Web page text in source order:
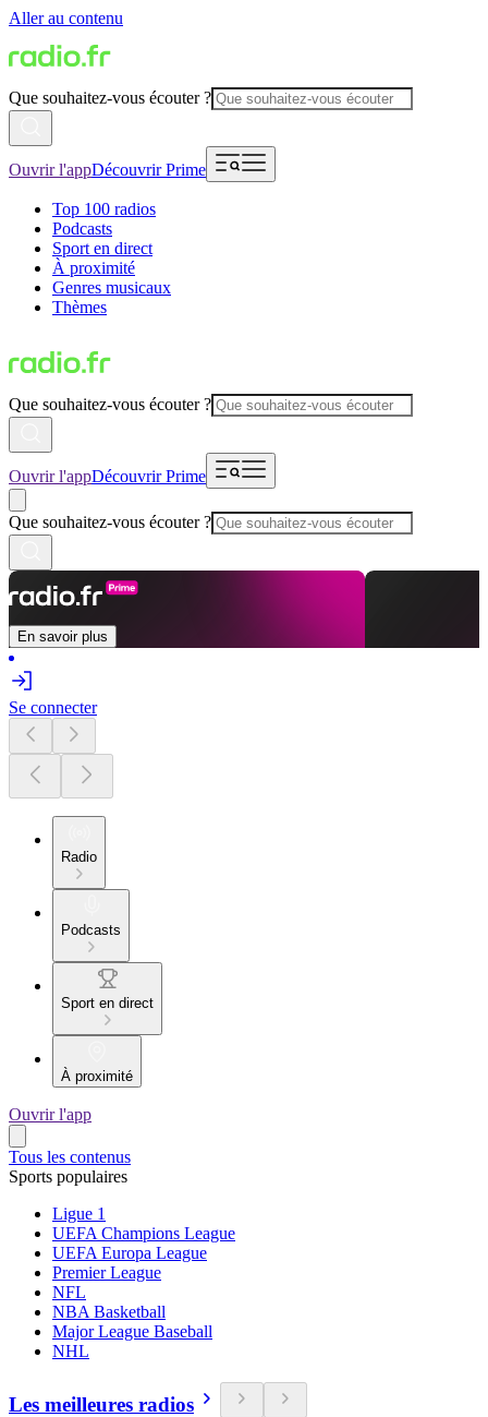
Aller au contenu
Que souhaitez-vous écouter ?
Ouvrir l'appDécouvrir Prime
Top 100 radios
Podcasts
Sport en direct
À proximité
Genres musicaux
Thèmes
Que souhaitez-vous écouter ?
Ouvrir l'appDécouvrir Prime
Que souhaitez-vous écouter ?
En savoir plus
Se connecter
Radio
Podcasts
Sport en direct
À proximité
Ouvrir l'app
Tous les contenus
Sports populaires
Ligue 1
UEFA Champions League
UEFA Europa League
Premier League
NFL
NBA Basketball
Major League Baseball
NHL
Les meilleures radios